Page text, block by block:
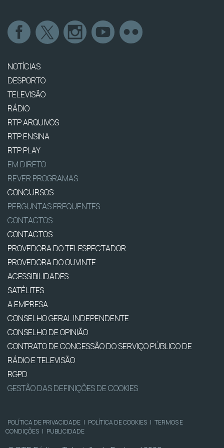
NOTÍCIAS
DESPORTO
TELEVISÃO
RÁDIO
RTP ARQUIVOS
RTP ENSINA
RTP PLAY
EM DIRETO
REVER PROGRAMAS
CONCURSOS
PERGUNTAS FREQUENTES
CONTACTOS
CONTACTOS
PROVEDORA DO TELESPECTADOR
PROVEDORA DO OUVINTE
ACESSIBILIDADES
SATÉLITES
A EMPRESA
CONSELHO GERAL INDEPENDENTE
CONSELHO DE OPINIÃO
CONTRATO DE CONCESSÃO DO SERVIÇO PÚBLICO DE
RÁDIO E TELEVISÃO
RGPD
GESTÃO DAS DEFINIÇÕES DE COOKIES
POLÍTICA DE PRIVACIDADE | POLÍTICA DE COOKIES | TERMOS E
CONDIÇÕES | PUBLICIDADE